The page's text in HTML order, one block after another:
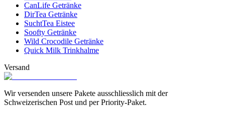
CanLife Getränke
DirTea Getränke
SuchtTea Eistee
Soofty Getränke
Wild Crocodile Getränke
Quick Milk Trinkhalme
Versand
Wir versenden unsere Pakete ausschliesslich mit der
Schweizerischen Post und per Priority-Paket.